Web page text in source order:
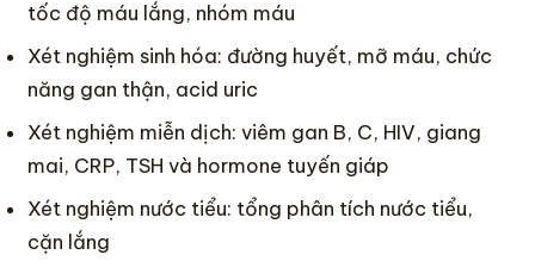
tốc độ máu lắng, nhóm máu
Xét nghiệm sinh hóa: đường huyết, mỡ máu, chức
năng gan thận, acid uric
Xét nghiệm miễn dịch: viêm gan B, C, HIV, giang
mai, CRP, TSH và hormone tuyến giáp
Xét nghiệm nước tiểu: tổng phân tích nước tiểu,
cặn lắng